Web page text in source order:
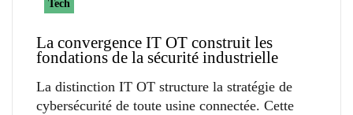
Tech
La convergence IT OT construit les
fondations de la sécurité industrielle
La distinction IT OT structure la stratégie de
cybersécurité de toute usine connectée. Cette